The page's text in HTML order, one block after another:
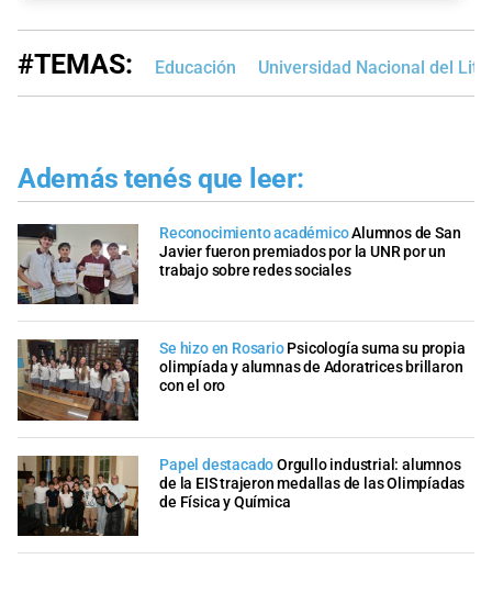
#TEMAS: Educación Universidad Nacional del
Además tenés que leer:
Reconocimiento académicoAlumnos de San
Javier fueron premiados por la UNR por un
trabajo sobre redes sociales
Se hizo en Rosario Psicología suma su propia
olimpíada y alumnas de Adoratrices brillaron
con el oro
Papel destacadoOrgullo industrial: alumnos
de la EIS trajeron medallas de las Olimpíadas
de Física y Química